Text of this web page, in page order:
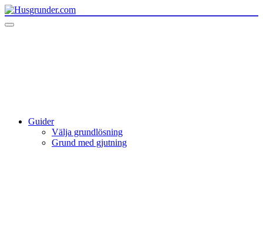
Guider
Välja grundlösning
Grund med gjutning